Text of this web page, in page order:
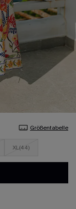
Größentabelle
XL(44)